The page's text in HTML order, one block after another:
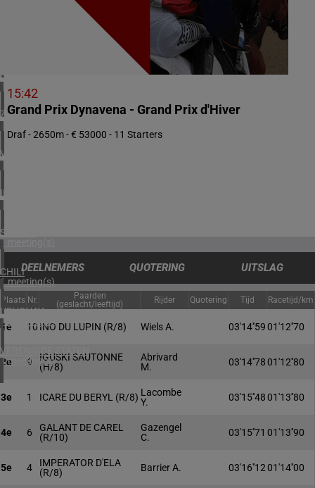
NOORWEGEN
1 meeting(s)
ZUID-AFRIKA
1 meeting(s)
VERENIGD KONINKRIJK
4 meeting(s)
IERLAND
2 meeting(s)
SPANJE
1 meeting(s)
CHILI
1 meeting(s)
URUGUAY
1 meeting(s)
VERENIGDE STATEN
4 meeting(s)
15:42
Grand Prix Dynavena - Grand Prix d'Hiver
Draf - 2650m - € 53000 - 11 Starters
DEELNEMERS QUOTERING UITSLAG
Plaats Nr.
Paarden
(geslacht/leeftijd)
Rijder Quotering Tijd Racetijd/km
1e 10 INO DU LUPIN (R/8) Wiels A. 03'14''5901'12''70
2e 9
IGUSKI SAUTONNE
(H/8)
Abrivard
M.
03'14''7801'12''80
3e 1 ICARE DU BERYL (R/8) Lacombe
Y.
03'15''4801'13''80
4e 6
GALANT DE CAREL
(R/10)
Gazengel
C.
03'15''71 01'13''90
5e 4
IMPERATOR D'ELA
(R/8)
Barrier A. 03'16''1201'14''00